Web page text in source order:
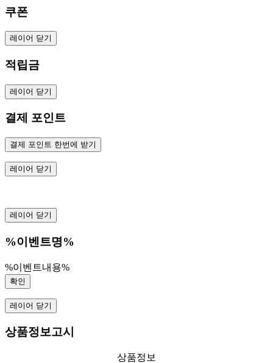
쿠폰
레이어 닫기
적립금
레이어 닫기
결제 포인트
결제 포인트 한번에 받기
레이어 닫기
레이어 닫기
%이벤트명%
%이벤트내용%
확인
레이어 닫기
상품정보고시
상품정보